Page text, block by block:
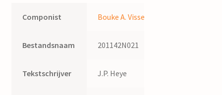
Componist Bouke A. Visser
Bestandsnaam 201142N021
Tekstschrijver J.P. Heye